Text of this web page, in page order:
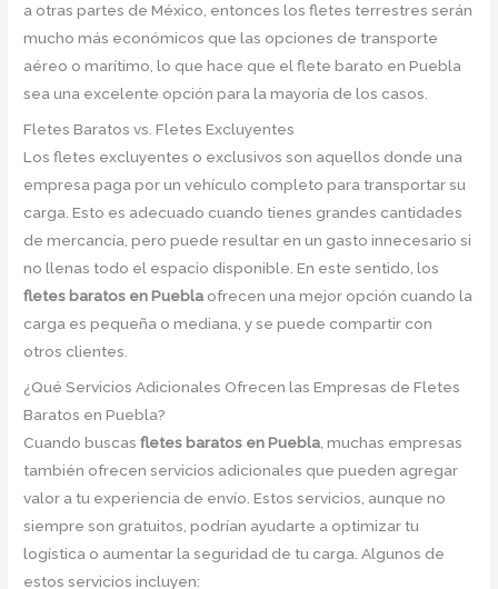
a otras partes de México, entonces los fletes terrestres serán
mucho más económicos que las opciones de transporte
aéreo o marítimo, lo que hace que el flete barato en Puebla
sea una excelente opción para la mayoría de los casos.
Fletes Baratos vs. Fletes Excluyentes
Los fletes excluyentes o exclusivos son aquellos donde una
empresa paga por un vehículo completo para transportar su
carga. Esto es adecuado cuando tienes grandes cantidades
de mercancía, pero puede resultar en un gasto innecesario si
no llenas todo el espacio disponible. En este sentido, los
fletes baratos en Puebla ofrecen una mejor opción cuando la
carga es pequeña o mediana, y se puede compartir con
otros clientes.
¿Qué Servicios Adicionales Ofrecen las Empresas de Fletes
Baratos en Puebla?
Cuando buscasfletes baratos en Puebla , muchas empresas
también ofrecen servicios adicionales que pueden agregar
valor a tu experiencia de envío. Estos servicios, aunque no
siempre son gratuitos, podrían ayudarte a optimizar tu
logística o aumentar la seguridad de tu carga. Algunos de
estos servicios incluyen: